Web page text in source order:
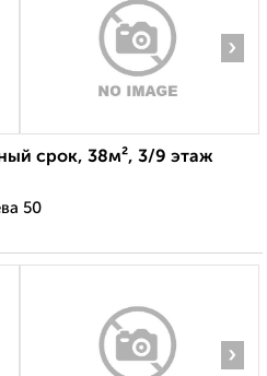
›
срок, 38м², 3/9 этаж
50
›